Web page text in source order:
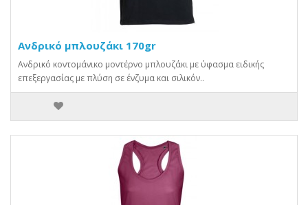
Ανδρικό μπλουζάκι 170gr
Ανδρικό κοντομάνικο μοντέρνο μπλουζάκι με ύφασμα ειδικής
επεξεργασίας με πλύση σε ένζυμα και σιλικόν..